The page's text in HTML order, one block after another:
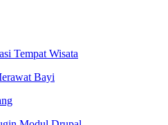
Tempat Wisata
Bayi